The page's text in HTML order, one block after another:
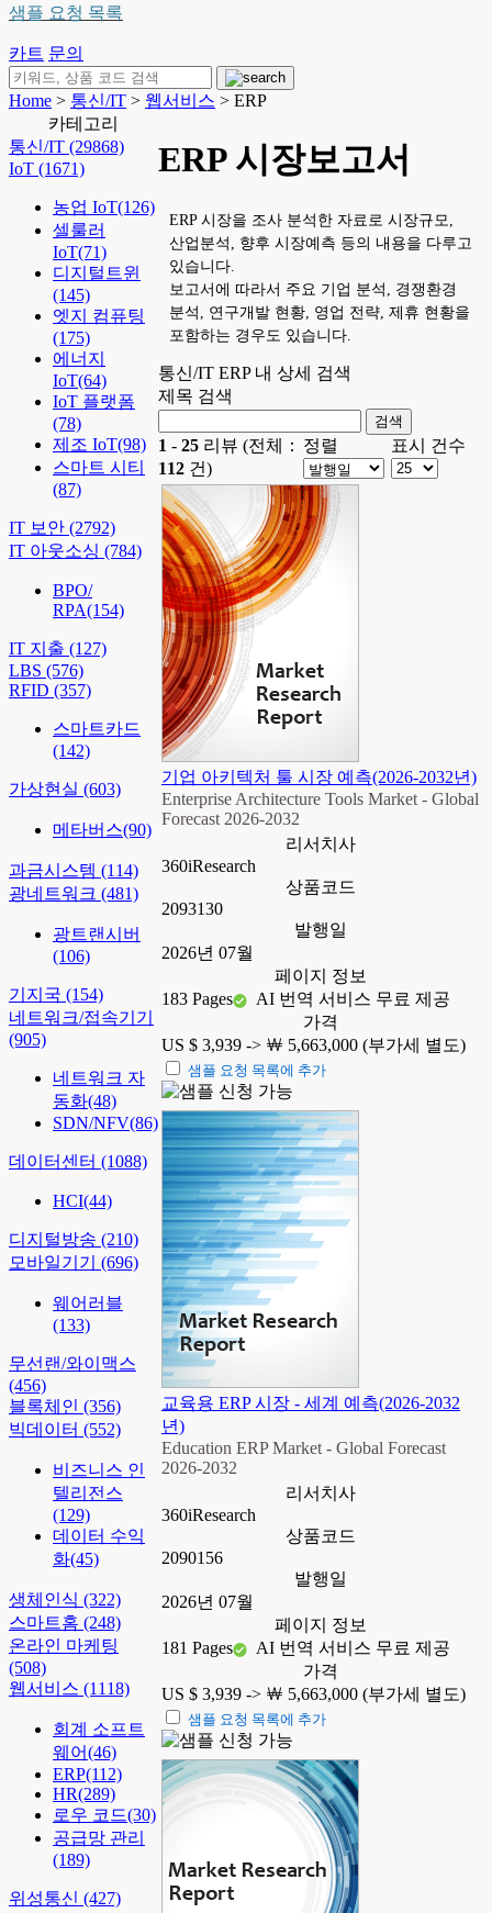
샘플 요청 목록
카트 문의
Home > 통신/IT > 웹서비스 > ERP
카테고리
통신/IT (29868)
IoT (1671)
농업 IoT(126)
셀룰러
IoT(71)
디지털트윈
(145)
엣지 컴퓨팅
(175)
에너지
IoT(64)
IoT 플랫폼
(78)
제조 IoT(98)
스마트 시티
(87)
IT 보안 (2792)
IT 아웃소싱 (784)
BPO/
RPA(154)
IT 지출 (127)
LBS (576)
RFID (357)
스마트카드
(142)
가상현실 (603)
메타버스(90)
과금시스템 (114)
광네트워크 (481)
광트랜시버
(106)
기지국 (154)
네트워크/접속기기
(905)
네트워크 자
동화(48)
SDN/NFV(86)
데이터센터 (1088)
HCI(44)
디지털방송 (210)
모바일기기 (696)
웨어러블
(133)
무선랜/와이맥스
(456)
블록체인 (356)
빅데이터 (552)
비즈니스 인
텔리전스
(129)
데이터 수익
화(45)
생체인식 (322)
스마트홈 (248)
온라인 마케팅
(508)
웹서비스 (1118)
회계 소프트
웨어(46)
ERP(112)
HR(289)
로우 코드(30)
공급망 관리
(189)
위성통신 (427)
ERP 시장보고서
ERP 시장을 조사 분석한 자료로 시장규모,
산업분석, 향후 시장예측 등의 내용을 다루고
있습니다.
보고서에 따라서 주요 기업 분석, 경쟁환경
분석, 연구개발 현황, 영업 전략, 제휴 현황을
포함하는 경우도 있습니다.
통신/IT ERP 내 상세 검색
제목 검색
1 - 25 리뷰 (전체：
112 건)
정렬 표시 건수
기업 아키텍처 툴 시장 예측(2026-2032년)
Enterprise Architecture Tools Market - Global
Forecast 2026-2032
리서치사
360iResearch
상품코드
2093130
발행일
2026년 07월
페이지 정보
183 Pages
AI 번역 서비스 무료 제공
가격
US $ 3,939 -> ￦ 5,663,000 (부가세 별도)
샘플 요청 목록에 추가
교육용 ERP 시장 - 세계 예측(2026-2032
년)
Education ERP Market - Global Forecast
2026-2032
리서치사
360iResearch
상품코드
2090156
발행일
2026년 07월
페이지 정보
181 Pages
AI 번역 서비스 무료 제공
가격
US $ 3,939 -> ￦ 5,663,000 (부가세 별도)
샘플 요청 목록에 추가